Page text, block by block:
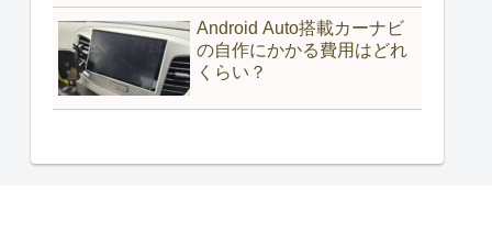
Android Auto搭載カーナビ
の自作にかかる費用はどれ
くらい？